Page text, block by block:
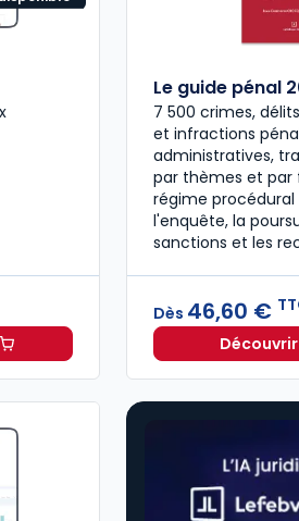
à 114,22 € HT/mois
Le guide pénal
7 500 crimes,
et infractions
administratives,
par thèmes et par
régime procédural
l'enquête, la
sanctions et les
Dès 46,60 €